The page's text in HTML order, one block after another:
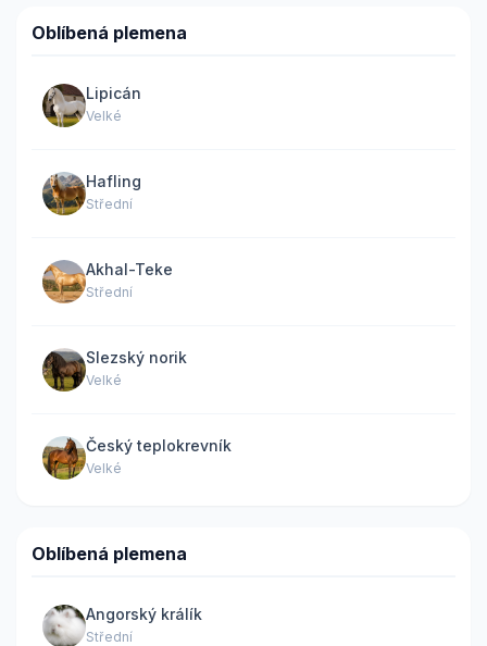
Oblíbená plemena
Lipicán
Velké
Hafling
Střední
Akhal-Teke
Střední
Slezský norik
Velké
Český teplokrevník
Velké
Oblíbená plemena
Angorský králík
Střední